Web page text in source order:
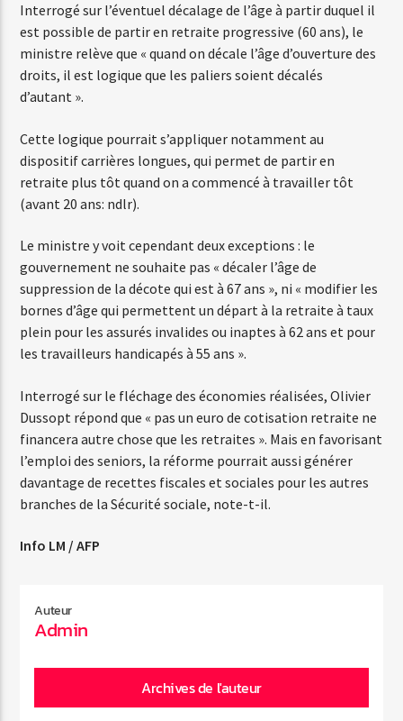
Interrogé sur l’éventuel décalage de l’âge à partir duquel il
est possible de partir en retraite progressive (60 ans), le
ministre relève que « quand on décale l’âge d’ouverture des
droits, il est logique que les paliers soient décalés
d’autant ».
Cette logique pourrait s’appliquer notamment au
dispositif carrières longues, qui permet de partir en
retraite plus tôt quand on a commencé à travailler tôt
(avant 20 ans: ndlr).
Le ministre y voit cependant deux exceptions : le
gouvernement ne souhaite pas « décaler l’âge de
suppression de la décote qui est à 67 ans », ni « modifier les
bornes d’âge qui permettent un départ à la retraite à taux
plein pour les assurés invalides ou inaptes à 62 ans et pour
les travailleurs handicapés à 55 ans ».
Interrogé sur le fléchage des économies réalisées, Olivier
Dussopt répond que « pas un euro de cotisation retraite ne
financera autre chose que les retraites ». Mais en favorisant
l’emploi des seniors, la réforme pourrait aussi générer
davantage de recettes fiscales et sociales pour les autres
branches de la Sécurité sociale, note-t-il.
Info LM / AFP
Auteur
Admin
Archives de l'auteur